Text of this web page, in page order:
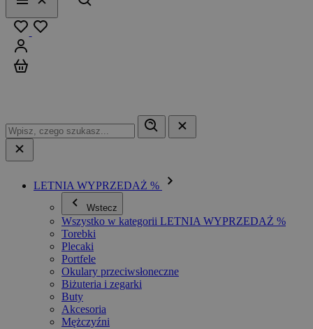
Menu
Zamknij
LETNIA WYPRZEDAŻ %
Wstecz
Wszystko w kategorii LETNIA WYPRZEDAŻ %
Torebki
Plecaki
Portfele
Okulary przeciwsłoneczne
Biżuteria i zegarki
Buty
Akcesoria
Mężczyźni